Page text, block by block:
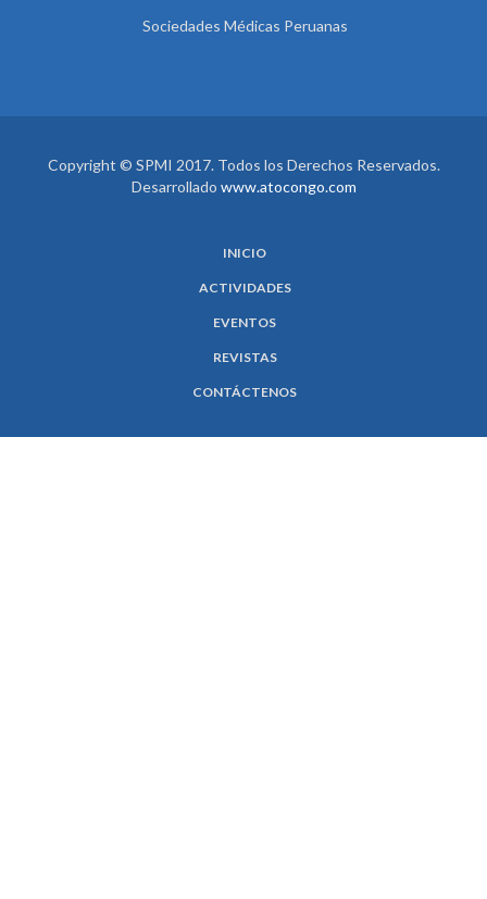
Sociedades Médicas Peruanas
Copyright © SPMI 2017. Todos los Derechos Reservados.
Desarrollado www.atocongo.com
INICIO
ACTIVIDADES
EVENTOS
REVISTAS
CONTÁCTENOS